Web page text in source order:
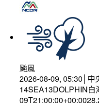
颱風
2026-08-09, 05:30│中
14SEA13DOLPHIN白